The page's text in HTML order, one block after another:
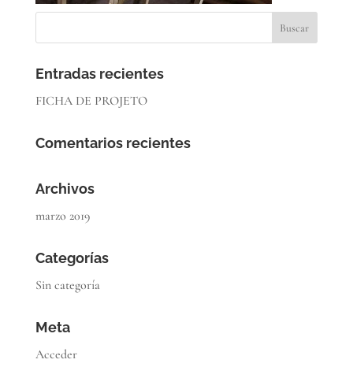
Entradas recientes
FICHA DE PROJETO
Comentarios recientes
Archivos
marzo 2019
Categorías
Sin categoría
Meta
Acceder